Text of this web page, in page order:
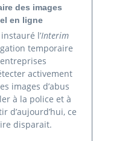
des images
en ligne
l’Interim
temporaire
activement
images d’abus
à la police et à
d’aujourd’hui, ce
disparait.